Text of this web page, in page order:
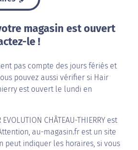
magasin est ouvert
le !
pas compte des jours fériés et
pouvez aussi vérifier si Hair
est ouvert le lundi en
EVOLUTION CHÂTEAU-THIERRY est
au-magasin.fr est un site
peut indiquer les horaires, si vous